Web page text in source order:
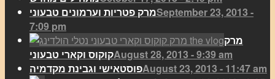
מרק פטריות וערמונים טבעוניSeptember 23, 2013 -
7:09 pm
מרק
קוקוס וקארי טבעוניAugust 28, 2013 - 9:39 am
פוסטאישי וגבינת מקדמיהAugust 23, 2013 - 11:47 am